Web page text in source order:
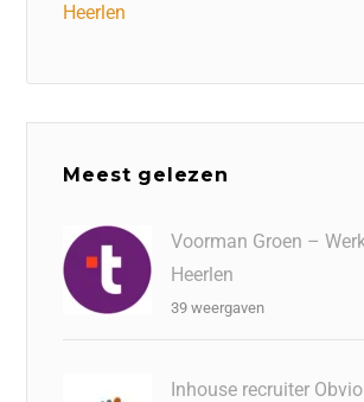
Heerlen
Meest gelezen
Voorman Groen –
Heerlen
39 weergaven
Inhouse recruiter